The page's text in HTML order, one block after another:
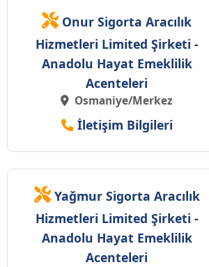
Onur Sigorta Aracılık
Hizmetleri Limited Şirketi -
Anadolu Hayat Emeklilik
Acenteleri
Osmaniye/Merkez
İletişim Bilgileri
Yağmur Sigorta Aracılık
Hizmetleri Limited Şirketi -
Anadolu Hayat Emeklilik
Acenteleri